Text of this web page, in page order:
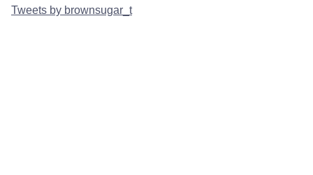
Tweets by brownsugar_t